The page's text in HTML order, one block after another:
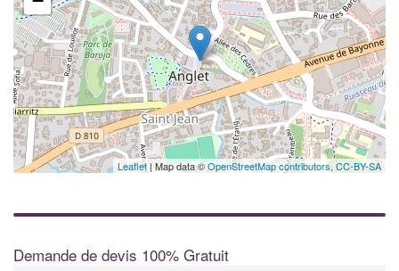
Leaflet | Map data ©OpenStreetMap contributors,CC-BY-SA
Demande de devis 100% Gratuit